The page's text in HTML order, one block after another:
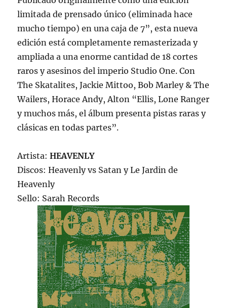
limitada de prensado único (eliminada hace
mucho tiempo) en una caja de 7”, esta nueva
edición está completamente remasterizada y
ampliada a una enorme cantidad de 18 cortes
raros y asesinos del imperio Studio One. Con
The Skatalites, Jackie Mittoo, Bob Marley & The
Wailers, Horace Andy, Alton “Ellis, Lone Ranger
y muchos más, el álbum presenta pistas raras y
clásicas en todas partes”.
Artista:HEAVENLY
Discos: Heavenly vs Satan y Le Jardin de
Heavenly
Sello: Sarah Records